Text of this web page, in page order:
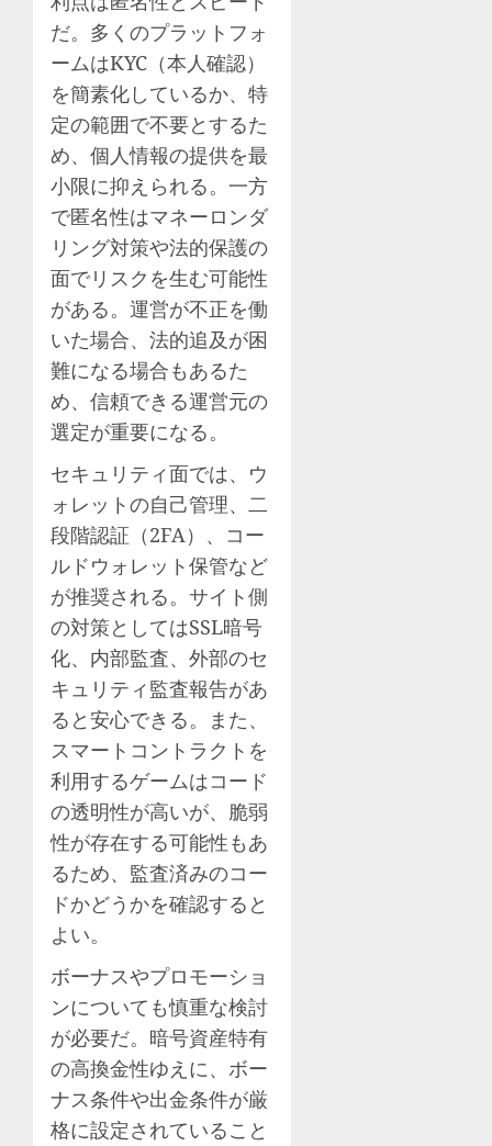
だ。多くのプラットフォ
ームはKYC（本人確認）
を簡素化しているか、特
定の範囲で不要とするた
め、個人情報の提供を最
小限に抑えられる。一方
で匿名性はマネーロンダ
リング対策や法的保護の
面でリスクを生む可能性
がある。運営が不正を働
いた場合、法的追及が困
難になる場合もあるた
め、信頼できる運営元の
選定が重要になる。
セキュリティ面では、ウ
ォレットの自己管理、二
段階認証（2FA）、コー
ルドウォレット保管など
が推奨される。サイト側
の対策としてはSSL暗号
化、内部監査、外部のセ
キュリティ監査報告があ
ると安心できる。また、
スマートコントラクトを
利用するゲームはコード
の透明性が高いが、脆弱
性が存在する可能性もあ
るため、監査済みのコー
ドかどうかを確認すると
よい。
ボーナスやプロモーショ
ンについても慎重な検討
が必要だ。暗号資産特有
の高換金性ゆえに、ボー
ナス条件や出金条件が厳
格に設定されていること